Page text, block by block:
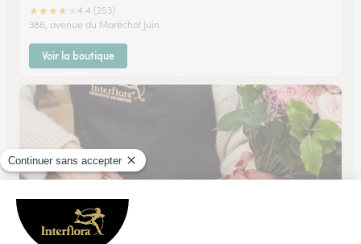
★★★★
4.4 (253)
386, avenue du Maréchal Juin
Voir la boutique
Nancy Flor